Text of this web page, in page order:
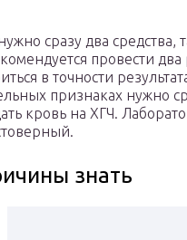
сразу два средства,
провести два
в точности
признаках нужно
кровь на ХГЧ.
знать